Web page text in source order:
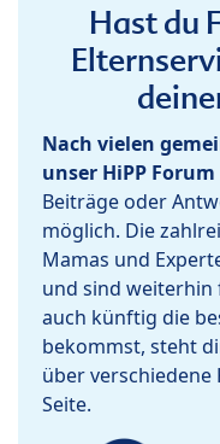
Hast du
Nach vielen
unser HiPP
Beiträge oder
möglich. Die
Mamas und
und sind weiterhin
auch künftig die
bekommst, steht
über verschiedene
Seite.